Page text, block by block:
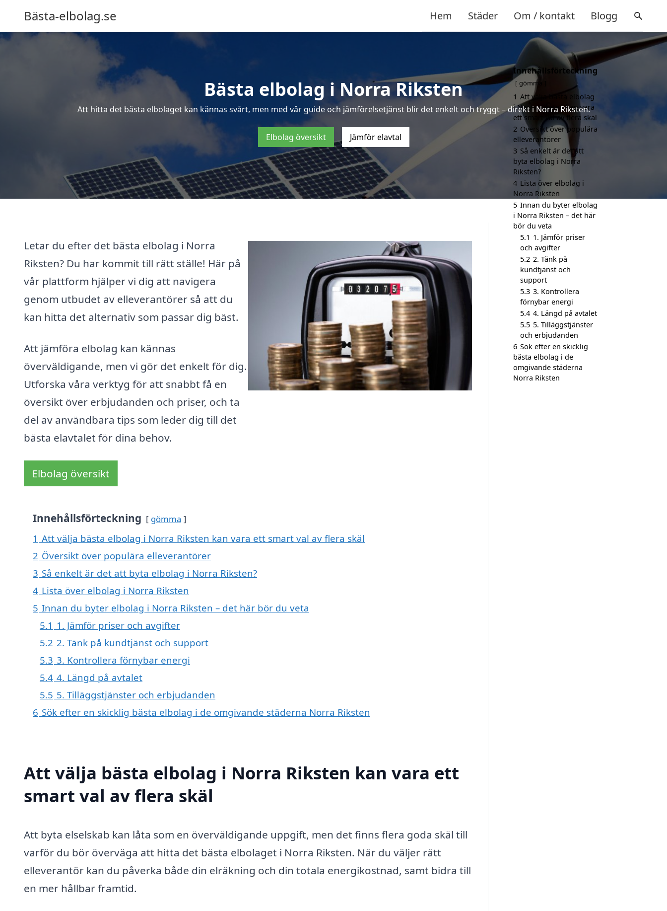
Bästa-elbolag.se Hem Städer Om / kontakt Blogg
Bästa elbolag i Norra Riksten
Att hitta det bästa elbolaget kan kännas svårt, men med vår guide och jämförelsetjänst blir det enkelt och tryggt – direkt i Norra Riksten.
Elbolag översikt Jämför elavtal
Letar du efter det bästa elbolag i Norra
Riksten? Du har kommit till rätt ställe! Här på
vår plattform hjälper vi dig att navigera
genom utbudet av elleverantörer så att du
kan hitta det alternativ som passar dig bäst.
Att jämföra elbolag kan kännas
överväldigande, men vi gör det enkelt för dig.
Utforska våra verktyg för att snabbt få en
översikt över erbjudanden och priser, och ta
del av användbara tips som leder dig till det
bästa elavtalet för dina behov.
Elbolag översikt
Innehållsförteckning gömma
1 Att välja bästa elbolag i Norra Riksten kan vara ett smart val av flera skäl
2 Översikt över populära elleverantörer
3 Så enkelt är det att byta elbolag i Norra Riksten?
4 Lista över elbolag i Norra Riksten
5 Innan du byter elbolag i Norra Riksten – det här bör du veta
5.1 1. Jämför priser och avgifter
5.2 2. Tänk på kundtjänst och support
5.3 3. Kontrollera förnybar energi
5.4 4. Längd på avtalet
5.5 5. Tilläggstjänster och erbjudanden
6 Sök efter en skicklig bästa elbolag i de omgivande städerna Norra Riksten
Att välja bästa elbolag i Norra Riksten kan vara ett
smart val av flera skäl
Att byta elselskab kan låta som en överväldigande uppgift, men det finns flera goda skäl till
varför du bör överväga att hitta det bästa elbolaget i Norra Riksten. När du väljer rätt
elleverantör kan du påverka både din elräkning och din totala energikostnad, samt bidra till
en mer hållbar framtid.
Innehållsförteckning
gömma
1 Att välja bästa elbolag
i Norra Riksten kan vara
ett smart val av flera skäl
2 Översikt över populära
elleverantörer
3 Så enkelt är det att
byta elbolag i Norra
Riksten?
4 Lista över elbolag i
Norra Riksten
5 Innan du byter elbolag
i Norra Riksten – det här
bör du veta
5.1 1. Jämför priser
och avgifter
5.2 2. Tänk på
kundtjänst och
support
5.3 3. Kontrollera
förnybar energi
5.4 4. Längd på avtalet
5.5 5. Tilläggstjänster
och erbjudanden
6 Sök efter en skicklig
bästa elbolag i de
omgivande städerna
Norra Riksten